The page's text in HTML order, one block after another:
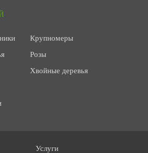
Крупномеры
Розы
Хвойные деревья
Услуги